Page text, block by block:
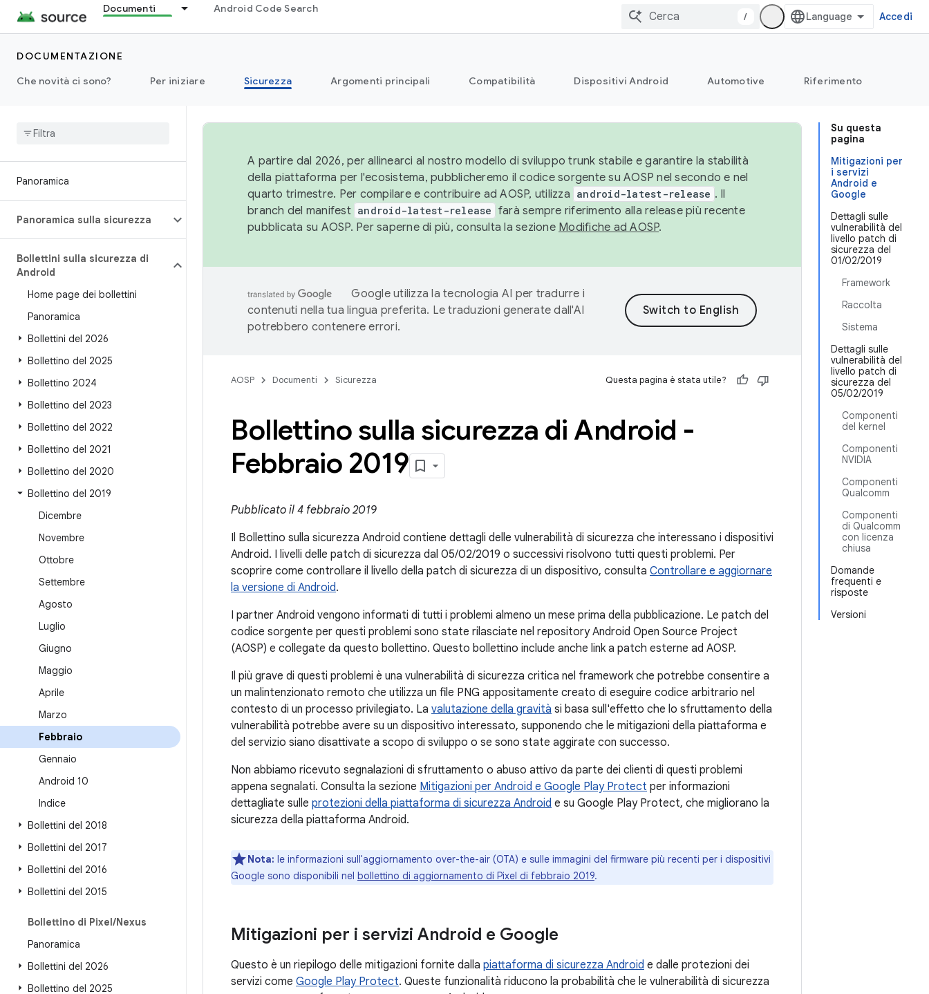
Documenti Android Code Search
/ Accedi
DOCUMENTAZIONE
Che novità ci sono?
Per iniziare Sicurezza Argomenti principali Compatibilità Dispositivi Android Automotive Riferimento
Panoramica
Panoramica sulla sicurezza
Bollettini sulla sicurezza di
Android
Home page dei bollettini
Panoramica
Bollettini del 2026
Bollettino del 2025
Bollettino 2024
Bollettino del 2023
Bollettino del 2022
Bollettino del 2021
Bollettino del 2020
Bollettino del 2019
Dicembre
Novembre
Ottobre
Settembre
Agosto
Luglio
Giugno
Maggio
Aprile
Marzo
Febbraio
Gennaio
Android 10
Indice
Bollettini del 2018
Bollettini del 2017
Bollettini del 2016
Bollettini del 2015
Bollettino di Pixel/Nexus
Panoramica
Bollettini del 2026
Bollettino del 2025
Su questa
pagina
Mitigazioni per
i servizi
Android e
Google
Dettagli sulle
vulnerabilità del
livello patch di
sicurezza del
01/02/2019
Framework
Raccolta
Sistema
Dettagli sulle
vulnerabilità del
livello patch di
sicurezza del
05/02/2019
Componenti
del kernel
Componenti
NVIDIA
Componenti
Qualcomm
Componenti
di Qualcomm
con licenza
chiusa
Domande
frequenti e
risposte
Versioni
A partire dal 2026, per allinearci al nostro modello di sviluppo trunk stabile e garantire la stabilità
della piattaforma per l'ecosistema, pubblicheremo il codice sorgente su AOSP nel secondo e nel
quarto trimestre. Per compilare e contribuire ad AOSP, utilizza android-latest-release . Il
branch del manifest android-latest-release farà sempre riferimento alla release più recente
pubblicata su AOSP. Per saperne di più, consulta la sezione Modifiche ad AOSP.
Google utilizza la tecnologia AI per tradurre i
contenuti nella tua lingua preferita. Le traduzioni generate dall'AI
potrebbero contenere errori.
AOSP Documenti Sicurezza Questa pagina è stata utile?
Bollettino sulla sicurezza di Android -
Febbraio 2019
Pubblicato il 4 febbraio 2019
Il Bollettino sulla sicurezza Android contiene dettagli delle vulnerabilità di sicurezza che interessano i dispositivi
Android. I livelli delle patch di sicurezza dal 05/02/2019 o successivi risolvono tutti questi problemi. Per
scoprire come controllare il livello della patch di sicurezza di un dispositivo, consulta Controllare e aggiornare
la versione di Android.
I partner Android vengono informati di tutti i problemi almeno un mese prima della pubblicazione. Le patch del
codice sorgente per questi problemi sono state rilasciate nel repository Android Open Source Project
(AOSP) e collegate da questo bollettino. Questo bollettino include anche link a patch esterne ad AOSP.
Il più grave di questi problemi è una vulnerabilità di sicurezza critica nel framework che potrebbe consentire a
un malintenzionato remoto che utilizza un file PNG appositamente creato di eseguire codice arbitrario nel
contesto di un processo privilegiato. La valutazione della gravità si basa sull'effetto che lo sfruttamento della
vulnerabilità potrebbe avere su un dispositivo interessato, supponendo che le mitigazioni della piattaforma e
del servizio siano disattivate a scopo di sviluppo o se sono state aggirate con successo.
Non abbiamo ricevuto segnalazioni di sfruttamento o abuso attivo da parte dei clienti di questi problemi
appena segnalati. Consulta la sezione Mitigazioni per Android e Google Play Protect per informazioni
dettagliate sulle protezioni della piattaforma di sicurezza Android e su Google Play Protect, che migliorano la
sicurezza della piattaforma Android.
Nota: le informazioni sull'aggiornamento over-the-air (OTA) e sulle immagini del firmware più recenti per i dispositivi
Google sono disponibili nel bollettino di aggiornamento di Pixel di febbraio 2019.
Mitigazioni per i servizi Android e Google
Questo è un riepilogo delle mitigazioni fornite dalla piattaforma di sicurezza Android e dalle protezioni dei
servizi come Google Play Protect. Queste funzionalità riducono la probabilità che le vulnerabilità di sicurezza